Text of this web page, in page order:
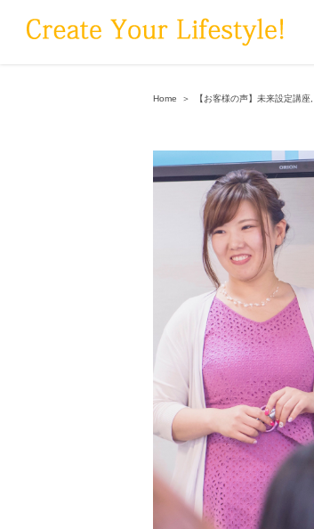
Home ＞ 【お客様の声】未来設定講座